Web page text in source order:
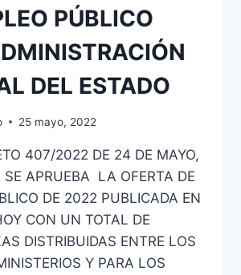
PÚBLICO
DEL ESTADO
25 mayo, 2022
407/2022 DE 24 DE MAYO,
SE APRUEBA LA OFERTA DE
DE 2022 PUBLICADA EN
CON UN TOTAL DE
DISTRIBUIDAS ENTRE LOS
Y PARA LOS